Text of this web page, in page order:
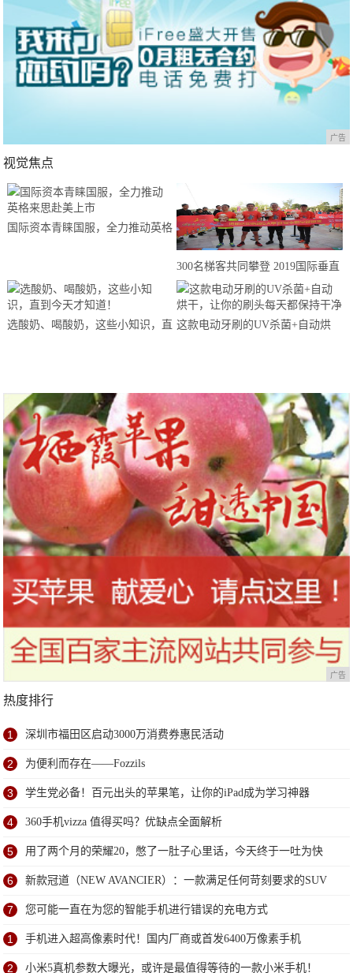
广告
视觉焦点
国际资本青睐国服，全力推动英格
300名梯客共同攀登 2019国际垂直
马拉松超级精英赛顺德海骏达中心
站欢乐开跑
选酸奶、喝酸奶，这些小知识，直 这款电动牙刷的UV杀菌+自动烘
广告
热度排行
1 深圳市福田区启动3000万消费券惠民活动
2 为便利而存在——Fozzils
3 学生党必备！百元出头的苹果笔，让你的iPad成为学习神器
4 360手机vizza 值得买吗？优缺点全面解析
5 用了两个月的荣耀20，憋了一肚子心里话，今天终于一吐为快
6 新款冠道（NEW AVANCIER）：一款满足任何苛刻要求的SUV
7 您可能一直在为您的智能手机进行错误的充电方式
1 手机进入超高像素时代！国内厂商或首发6400万像素手机
2 小米5真机参数大曝光，或许是最值得等待的一款小米手机！